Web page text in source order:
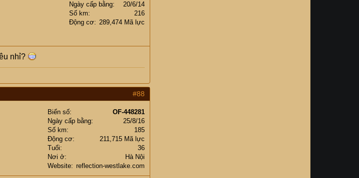
Ngày cấp bằng
20/6/14
Số km
216
Động cơ
289,474 Mã lực
nhỉ?
#88
Biển số
OF-448281
Ngày cấp bằng
25/8/16
Số km
185
Động cơ
211,715 Mã lực
Tuổi
36
Nơi ở
Hà Nội
Website
reflection-westlake.com